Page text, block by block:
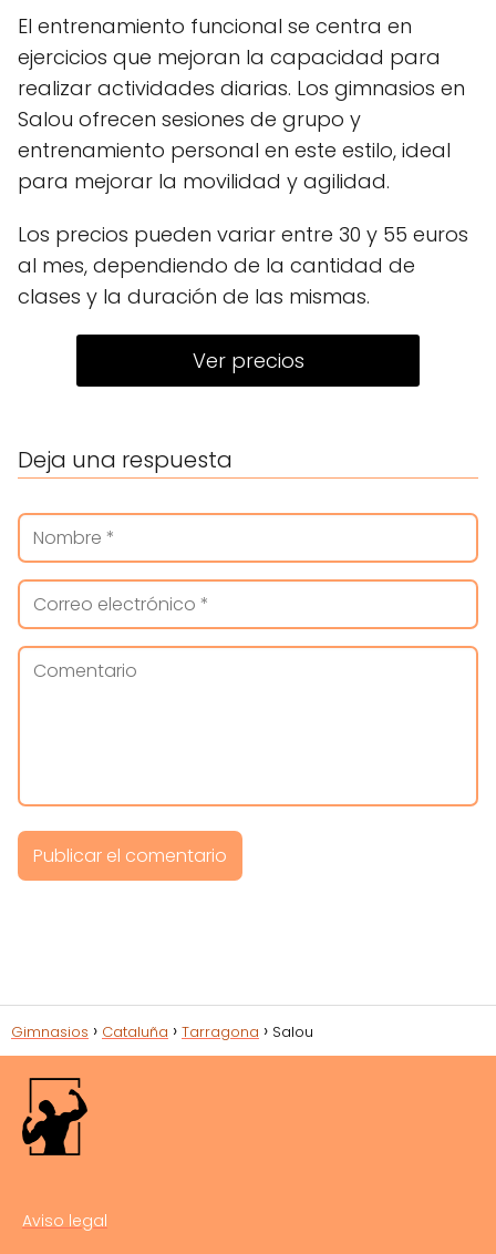
El entrenamiento funcional se centra en
ejercicios que mejoran la capacidad para
realizar actividades diarias. Los gimnasios en
Salou ofrecen sesiones de grupo y
entrenamiento personal en este estilo, ideal
para mejorar la movilidad y agilidad.
Los precios pueden variar entre 30 y 55 euros
al mes, dependiendo de la cantidad de
clases y la duración de las mismas.
Ver precios
Deja una respuesta
Gimnasios Cataluña Tarragona Salou
Aviso legal